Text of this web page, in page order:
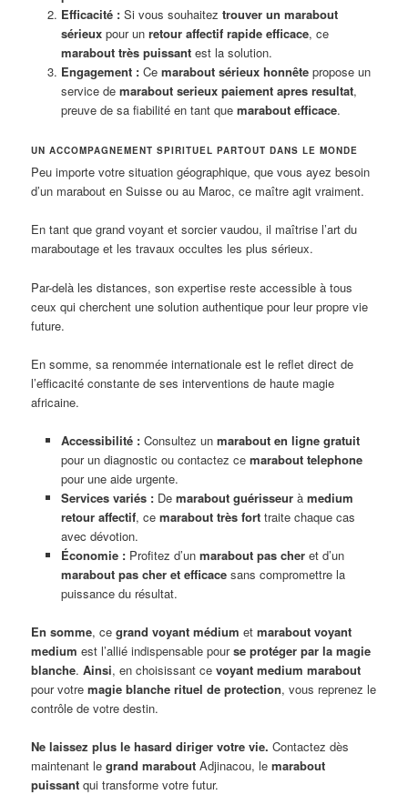
Efficacité :Si vous souhaitez trouver un marabout
sérieuxpour un retour affectif rapide efficace, ce
marabout très puissantest la solution.
Engagement :Ce marabout sérieux honnêtepropose un
service de marabout serieux paiement apres resultat,
preuve de sa fiabilité en tant que marabout efficace.
UN ACCOMPAGNEMENT SPIRITUEL PARTOUT DANS LE MONDE
Peu importe votre situation géographique, que vous ayez besoin
d’un marabout en Suisse ou au Maroc, ce maître agit vraiment.
En tant que grand voyant et sorcier vaudou, il maîtrise l’art du
maraboutage et les travaux occultes les plus sérieux.
Par-delà les distances, son expertise reste accessible à tous
ceux qui cherchent une solution authentique pour leur propre vie
future.
En somme, sa renommée internationale est le reflet direct de
l’efficacité constante de ses interventions de haute magie
africaine.
Accessibilité :Consultez un marabout en ligne gratuit
pour un diagnostic ou contactez ce marabout telephone
pour une aide urgente.
Services variés :De marabout guérisseurà medium
retour affectif, ce marabout très forttraite chaque cas
avec dévotion.
Économie :Profitez d’un marabout pas cheret d’un
marabout pas cher et efficacesans compromettre la
puissance du résultat.
En somme, cegrand voyant médium etmarabout voyant
medium est l’allié indispensable pourse protéger par la magie
blanche.Ainsi, en choisissant cevoyant medium marabout
pour votremagie blanche rituel de protection, vous reprenez le
contrôle de votre destin.
Ne laissez plus le hasard diriger votre vie. Contactez dès
maintenant legrand marabout Adjinacou, lemarabout
puissant qui transforme votre futur.